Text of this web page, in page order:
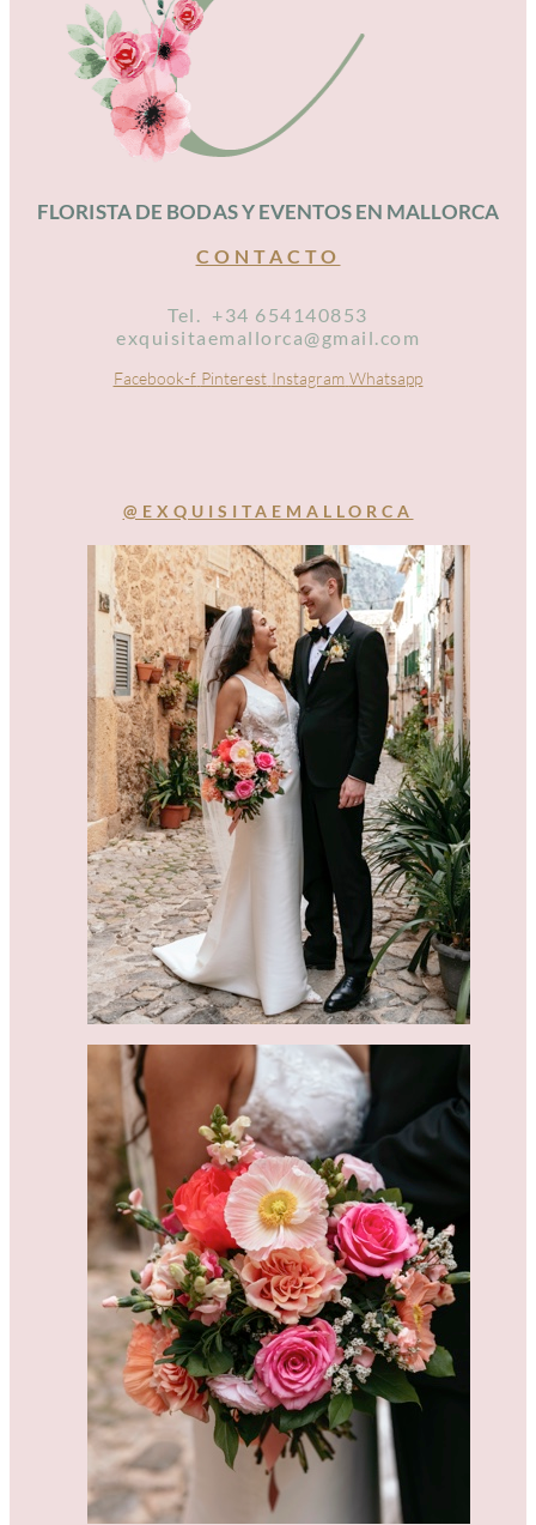
FLORISTA DE BODAS Y EVENTOS EN MALLORCA
CONTACTO
Tel. +34 654140853
exquisitaemallorca@gmail.com
Facebook-f Pinterest Instagram Whatsapp
@EXQUISITAEMALLORCA